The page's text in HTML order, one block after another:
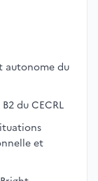
autonome du
du CECRL
et